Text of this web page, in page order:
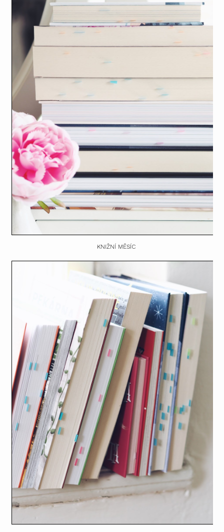
KNIŽNÍ MĚSÍC